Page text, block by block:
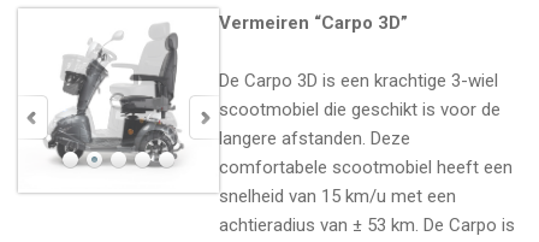
Vermeiren “Carpo 3D”
De Carpo 3D is een krachtige 3-wiel
scootmobiel die geschikt is voor de
langere afstanden. Deze
comfortabele scootmobiel heeft een
snelheid van 15 km/u met een
achtieradius van ± 53 km. De Carpo is